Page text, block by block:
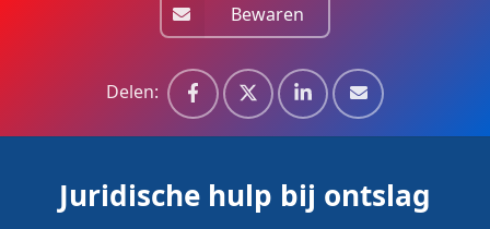
Bewaren
Delen:
Juridische hulp bij ontslag